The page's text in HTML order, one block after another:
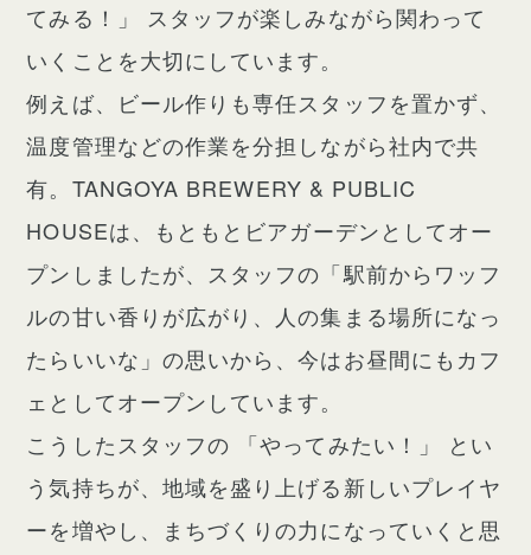
てみる！」 スタッフが楽しみながら関わって
いくことを大切にしています。
例えば、ビール作りも専任スタッフを置かず、
温度管理などの作業を分担しながら社内で共
有。TANGOYA BREWERY & PUBLIC
HOUSEは、もともとビアガーデンとしてオー
プンしましたが、スタッフの「駅前からワッフ
ルの甘い香りが広がり、人の集まる場所になっ
たらいいな」の思いから、今はお昼間にもカフ
ェとしてオープンしています。
こうしたスタッフの 「やってみたい！」 とい
う気持ちが、地域を盛り上げる新しいプレイヤ
ーを増やし、まちづくりの力になっていくと思